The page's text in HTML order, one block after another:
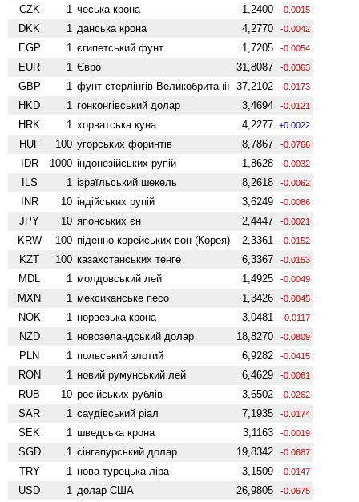
CZK 1 чеська крона 1,2400 -0.0015
DKK 1 данська крона 4,2770 -0.0042
EGP 1 єгипетський фунт 1,7205 -0.0054
EUR 1 Євро 31,8087 -0.0363
GBP 1 фунт стерлінгів Велико­британії 37,2102 -0.0173
HKD 1 гонконгівський долар 3,4694 -0.0121
HRK 1 хорватська куна 4,2277 +0.0022
HUF 100 угорських форинтів 8,7867 -0.0766
IDR 1000 індонезійських рупій 1,8628 -0.0032
ILS 1 ізраїльський шекель 8,2618 -0.0062
INR 10 індійських рупій 3,6249 -0.0086
JPY 10 японських єн 2,4447 -0.0021
KRW 100 піденно-корейських вон (Корея) 2,3361 -0.0152
KZT 100 казахстанських тенге 6,3367 -0.0153
MDL 1 молдовський лей 1,4925 -0.0049
MXN 1 мексиканське песо 1,3426 -0.0045
NOK 1 норвезька крона 3,0481 -0.0117
NZD 1 ново­зеландський долар 18,8270 -0.0809
PLN 1 польський злотий 6,9282 -0.0415
RON 1 новий румунський лей 6,4629 -0.0061
RUB 10 російських рублів 3,6502 -0.0262
SAR 1 саудівський ріал 7,1935 -0.0174
SEK 1 шведська крона 3,1163 -0.0019
SGD 1 сінгапурський долар 19,8342 -0.0687
TRY 1 нова турецька ліра 3,1509 -0.0147
USD 1 долар США 26,9805 -0.0675